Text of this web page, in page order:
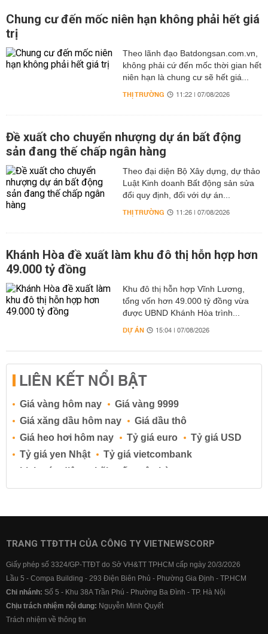
Chung cư đến mốc niên hạn không phải hết giá
trị
Theo lãnh đạo Batdongsan.com.vn,
không phải cứ đến mốc thời gian hết
niên hạn là chung cư sẽ hết giá...
THỊ TRƯỜNG 11:22 | 07/08/2026
Đề xuất cho chuyển nhượng dự án bất động
sản đang thế chấp ngân hàng
Theo đại diện Bộ Xây dựng, dự thảo
Luật Kinh doanh Bất động sản sửa
đổi quy định, đối với dự án...
THỊ TRƯỜNG 11:26 | 07/08/2026
Khánh Hòa đề xuất làm khu đô thị hỗn hợp hơn
49.000 tỷ đồng
Khu đô thị hỗn hợp Vĩnh Lương,
tổng vốn hơn 49.000 tỷ đồng vừa
được UBND Khánh Hòa trình...
DỰ ÁN 15:04 | 07/08/2026
LIÊN KẾT NỔI BẬT
Giá vàng hôm nay
Giá vàng 9999
Giá xăng dầu hôm nay
Giá dầu thô
Giá heo hơi hôm nay
Tỷ giá euro
Tỷ giá USD
Tỷ giá yen Nhật
Tỷ giá vietcombank
Lịch cúp điện
Lãi suất ngân hàng
Lãi suất tiết kiệm
Lãi suất tiền gửi
Lãi suất ngân hàng BIDV
Lãi suất ngân hàng Vietcombank
TRANG TTĐTTH CỦA CÔNG TY VIETNEWSCORP
Giấy phép số 3324/GP-TTĐT do Sở VH&TT TPHCM cấp ngày 20/3/2026
Lầu 5 - Compa Building - 293 Điện Biên Phủ - Phường Gia Định - TP.HCM
Chi nhánh: Số 5 - Khu 38A Trần Phú - Phường Ba Đình - TP. Hà Nội
Chịu trách nhiệm nội dung: Nguyễn Minh Quyết
Trách nhiệm về thông tin